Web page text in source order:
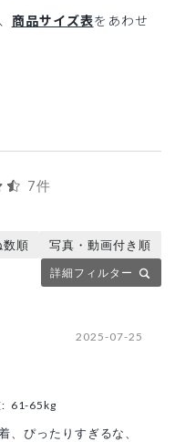
商品サイズ表をあわせ
7件
詳細フィルター
数順 写真・動画付き順
2025-07-25
61-65kg
、ぴったりすぎるな、